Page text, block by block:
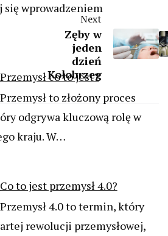
się wprowadzeniem
Przemysł co to jest?
Przemysł to złożony proces
odgrywa kluczową rolę w
kraju. W…
Co to jest przemysł 4.0?
Przemysł 4.0 to termin, który
rewolucji przemysłowej,
Next
Zęby w
jeden
dzień
Kołobrzeg